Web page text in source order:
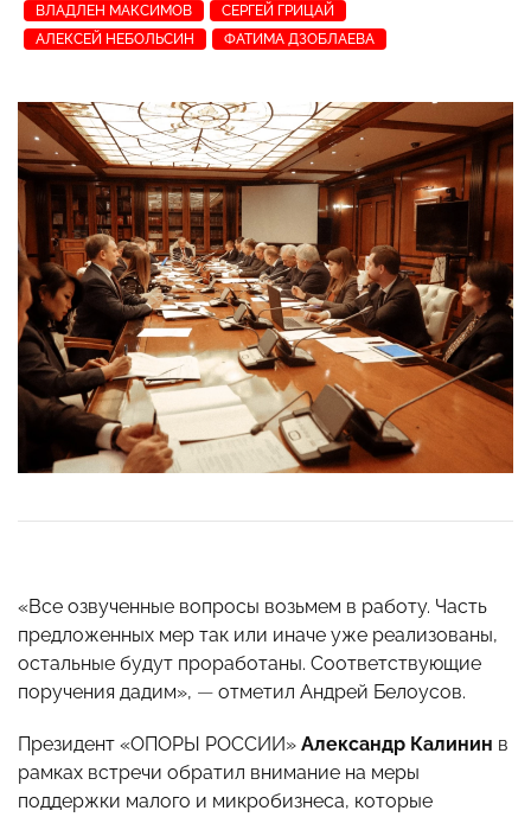
ВЛАДЛЕН МАКСИМОВ
СЕРГЕЙ ГРИЦАЙ
АЛЕКСЕЙ НЕБОЛЬСИН
ФАТИМА ДЗОБЛАЕВА
«Все озвученные вопросы возьмем в работу. Часть
предложенных мер так или иначе уже реализованы,
остальные будут проработаны. Соответствующие
поручения дадим», — отметил Андрей Белоусов.
Президент «ОПОРЫ РОССИИ» Александр Калинин в
рамках встречи обратил внимание на меры
поддержки малого и микробизнеса, которые